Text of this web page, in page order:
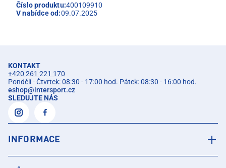
Číslo produktu:400109910
V nabídce od:09.07.2025
KONTAKT
+420 261 221 170
Pondělí - Čtvrtek: 08:30 - 17:00 hod. Pátek: 08:30 - 16:00 hod.
eshop@intersport.cz
SLEDUJTE NÁS
INFORMACE